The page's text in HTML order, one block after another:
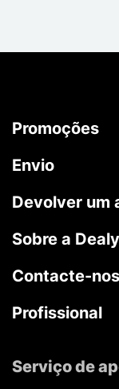
Promoções
Envio
Devolver um
Sobre a Dealy
Contacte-nos
Profissional
Serviço de